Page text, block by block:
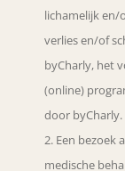
lichamelijk en/
verlies en/of
byCharly, het
(online)
door byCharly.
Een bezoek
medische